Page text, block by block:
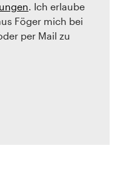
. Ich erlaube
Föger mich bei
per Mail zu